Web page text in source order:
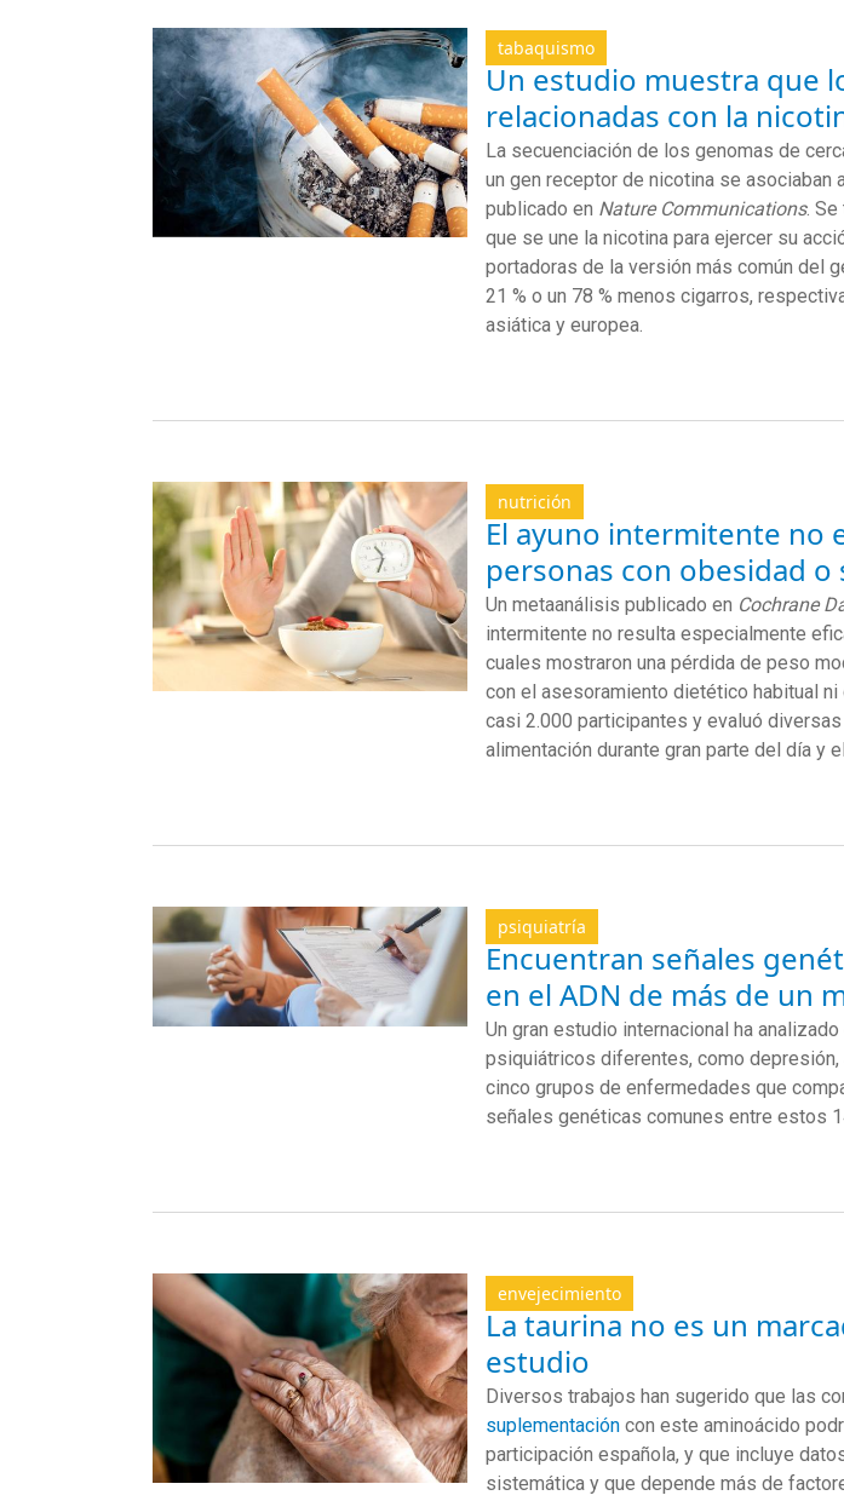
tabaquismo
Un estudio muestra que
relacionadas con la
La secuenciación de los genomas de
un gen receptor de nicotina se asociaban
publicado en Nature Communications. Se
que se une la nicotina para ejercer su
portadoras de la versión más común del
21 % o un 78 % menos cigarros,
asiática y europea.
nutrición
El ayuno intermitente no
personas con obesidad
Un metaanálisis publicado en Cochrane
intermitente no resulta especialmente
cuales mostraron una pérdida de peso
con el asesoramiento dietético habitual
casi 2.000 participantes y evaluó
alimentación durante gran parte del día y
psiquiatría
Encuentran señales
en el ADN de más de un
Un gran estudio internacional ha
psiquiátricos diferentes, como
cinco grupos de enfermedades que
señales genéticas comunes entre estos
envejecimiento
La taurina no es un
estudio
Diversos trabajos han sugerido que las
suplementación con este aminoácido
participación española, y que incluye
sistemática y que depende más de